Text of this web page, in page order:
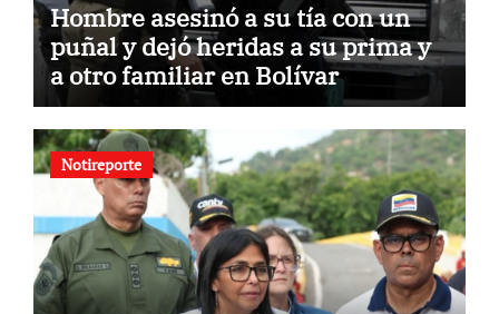
Hombre asesinó a su tía con un
puñal y dejó heridas a su prima y
a otro familiar en Bolívar
Notireporte